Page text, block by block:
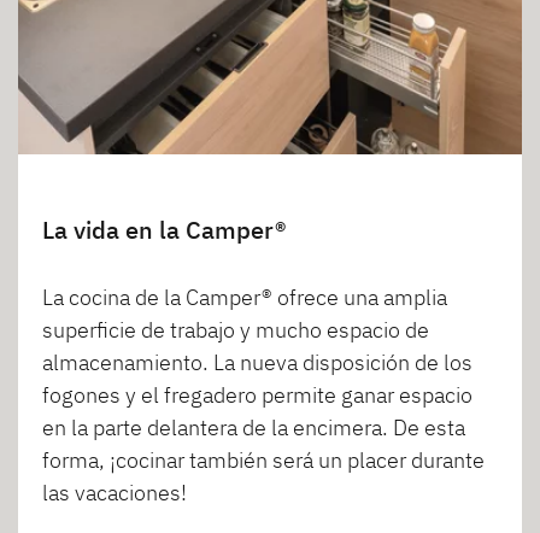
La vida en la Camper®
La cocina de la Camper® ofrece una amplia
superficie de trabajo y mucho espacio de
almacenamiento. La nueva disposición de los
fogones y el fregadero permite ganar espacio
en la parte delantera de la encimera. De esta
forma, ¡cocinar también será un placer durante
las vacaciones!